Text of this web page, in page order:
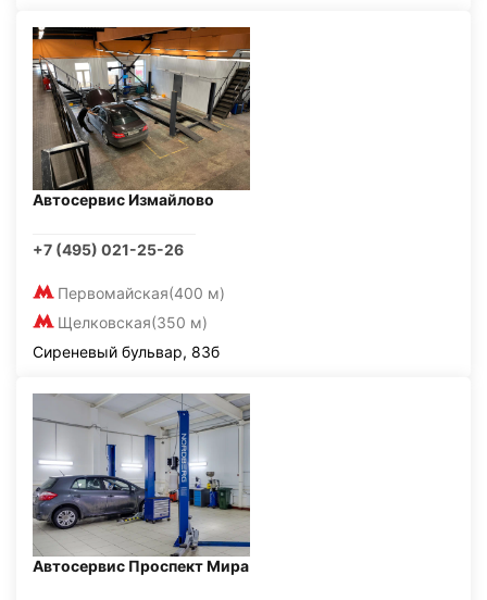
Автосервис Измайлово
+7 (495) 021-25-26
Первомайская(400 м)
Щелковская(350 м)
Сиреневый бульвар, 83б
Автосервис Проспект Мира